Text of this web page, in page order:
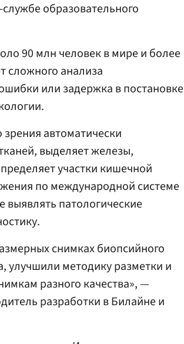
образовательного
90 млн человек в мире и более
сложного анализа
или задержка в постановке
автоматически
выделяет железы,
участки кишечной
по международной системе
выявлять патологические
снимках биопсийного
улучшили методику разметки и
разного качества», —
разработки в Билайне и